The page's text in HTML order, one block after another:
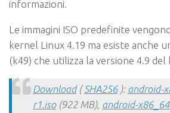
informazioni.
Le immagini ISO predefinite
kernel Linux 4.19 ma esiste anche
(k49) che utilizza la versione 4.9 del
Download(SHA256): android-
r1.iso(922 MB), android-